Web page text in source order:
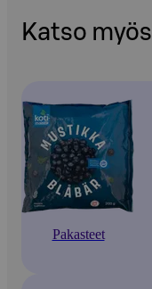
Katso myös
Pakasteet